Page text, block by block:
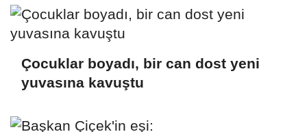
Çocuklar boyadı, bir can dost yeni
yuvasına kavuştu